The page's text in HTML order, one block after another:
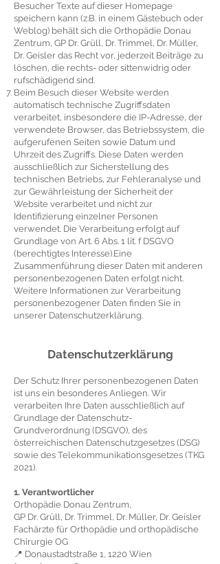
Besucher Texte auf dieser Homepage
speichern kann (z.B. in einem Gästebuch oder
Weblog) behält sich die Orthopädie Donau
Zentrum, GP Dr. Grüll, Dr. Trimmel, Dr. Müller,
Dr. Geisler das Recht vor, jederzeit Beiträge zu
löschen, die rechts- oder sittenwidrig oder
rufschädigend sind.
Beim Besuch dieser Website werden
automatisch technische Zugriffsdaten
verarbeitet, insbesondere die IP-Adresse, der
verwendete Browser, das Betriebssystem, die
aufgerufenen Seiten sowie Datum und
Uhrzeit des Zugriffs. Diese Daten werden
ausschließlich zur Sicherstellung des
technischen Betriebs, zur Fehleranalyse und
zur Gewährleistung der Sicherheit der
Website verarbeitet und nicht zur
Identifizierung einzelner Personen
verwendet. Die Verarbeitung erfolgt auf
Grundlage von Art. 6 Abs. 1 lit. f DSGVO
(berechtigtes Interesse).Eine
Zusammenführung dieser Daten mit anderen
personenbezogenen Daten erfolgt nicht.
Weitere Informationen zur Verarbeitung
personenbezogener Daten finden Sie in
unserer Datenschutzerklärung.
Datenschutzerklärung
Der Schutz Ihrer personenbezogenen Daten
ist uns ein besonderes Anliegen. Wir
verarbeiten Ihre Daten ausschließlich auf
Grundlage der Datenschutz-
Grundverordnung (DSGVO), des
österreichischen Datenschutzgesetzes (DSG)
sowie des Telekommunikationsgesetzes (TKG
2021).
1. Verantwortlicher
Orthopädie Donau Zentrum,
GP Dr. Grüll, Dr. Trimmel, Dr. Müller, Dr. Geisler
Fachärzte für Orthopädie und orthopädische
Chirurgie OG
📍 Donaustadtstraße 1, 1220 Wien